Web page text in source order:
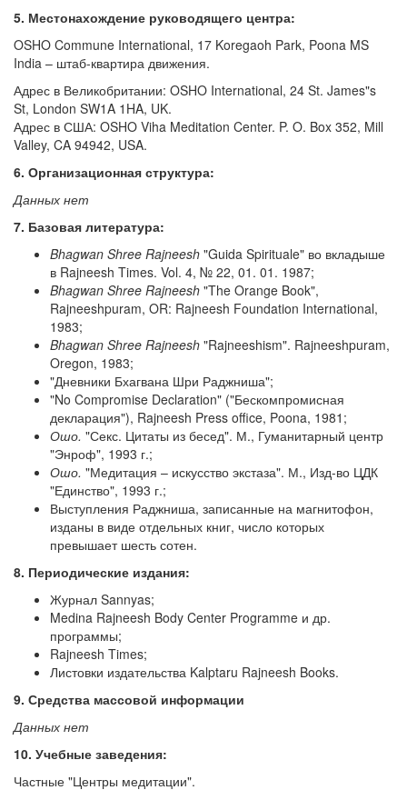
5. Местонахождение руководящего центра:
OSHO Commune International, 17 Koregaoh Park, Poona MS
India – штаб-квартира движения.
Адрес в Великобритании: OSHO International, 24 St. James"s
St, London SW1A 1HA, UK.
Адрес в США: OSHO Viha Meditation Center. P. O. Box 352, Mill
Valley, CA 94942, USA.
6. Организационная структура:
Данных нет
7. Базовая литература:
Bhagwan Shree Rajneesh "Guida Spirituale" во вкладыше
в Rajneesh Times. Vol. 4, № 22, 01. 01. 1987;
Bhagwan Shree Rajneesh "The Orange Book",
Rajneeshpuram, OR: Rajneesh Foundation International,
1983;
Bhagwan Shree Rajneesh "Rajneeshism". Rajneeshpuram,
Oregon, 1983;
"Дневники Бхагвана Шри Раджниша";
"No Compromise Declaration" ("Бескомпромисная
декларация"), Rajneesh Press office, Poona, 1981;
Ошо. "Секс. Цитаты из бесед". М., Гуманитарный центр
"Энроф", 1993 г.;
Ошо. "Медитация – искусство экстаза". М., Изд-во ЦДК
"Единство", 1993 г.;
Выступления Раджниша, записанные на магнитофон,
изданы в виде отдельных книг, число которых
превышает шесть сотен.
8. Периодические издания:
Журнал Sannyas;
Medina Rajneesh Body Center Programme и др.
программы;
Rajneesh Times;
Листовки издательства Kalptaru Rajneesh Books.
9. Средства массовой информации
Данных нет
10. Учебные заведения:
Частные "Центры медитации".